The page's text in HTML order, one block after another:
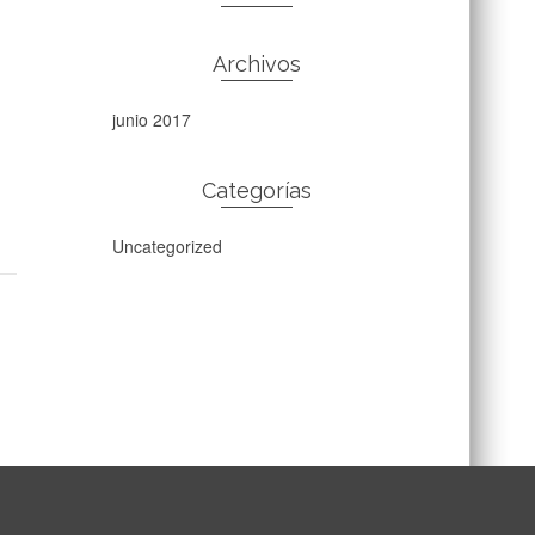
Archivos
junio 2017
Categorías
Uncategorized